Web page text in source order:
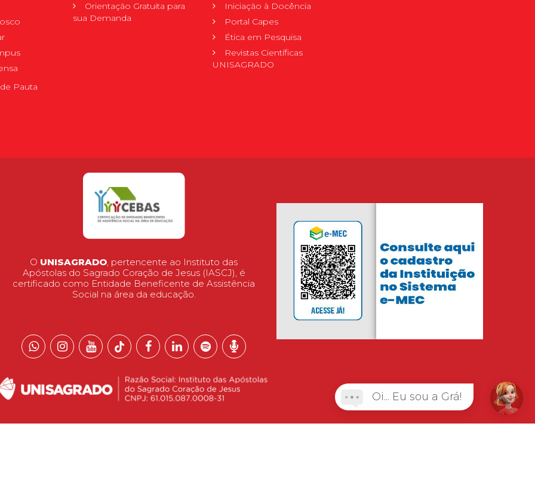
Pauta
Orientação Gratuita para
sua Demanda
Iniciação à Docência
Portal Capes
Ética em Pesquisa
Revistas Científicas
UNISAGRADO
O UNISAGRADO, pertencente ao Instituto das
Apóstolas do Sagrado Coração de Jesus (IASCJ), é
certificado como Entidade Beneficente de Assistência
Social na área da educação.
Oi... Eu sou a Grá!